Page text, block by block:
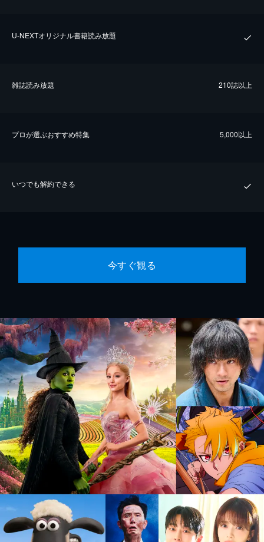
U-NEXTオリジナル書籍読み放題
雑誌読み放題 210誌以上
プロが選ぶおすすめ特集 5,000以上
いつでも解約できる
今すぐ観る